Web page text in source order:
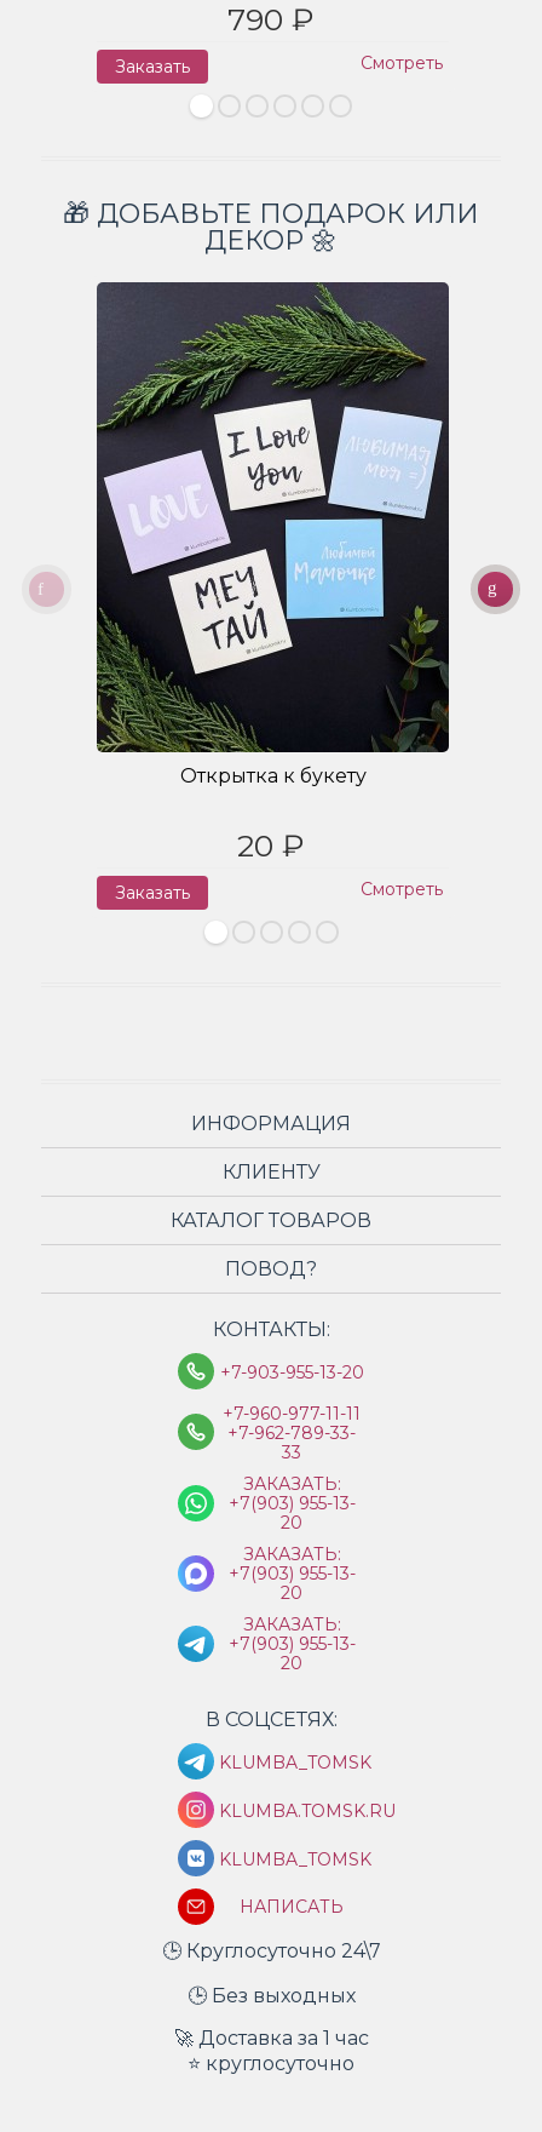
790 ₽
Заказать Смотреть
🎁 ДОБАВЬТЕ ПОДАРОК ИЛИ
ДЕКОР 🌼
Открытка к букету
20 ₽
Заказать Смотреть
ИНФОРМАЦИЯ
КЛИЕНТУ
КАТАЛОГ ТОВАРОВ
ПОВОД?
КОНТАКТЫ:
+7-903-955-13-20
+7-960-977-11-11
+7-962-789-33-
33
ЗАКАЗАТЬ:
+7(903) 955-13-
20
ЗАКАЗАТЬ:
+7(903) 955-13-
20
ЗАКАЗАТЬ:
+7(903) 955-13-
20
В СОЦСЕТЯХ:
KLUMBA_TOMSK
KLUMBA.TOMSK.RU
KLUMBA_TOMSK
НАПИСАТЬ
🕒 Круглосуточно 24\7
🕒 Без выходных
🚀 Доставка за 1 час
⭐ круглосуточно